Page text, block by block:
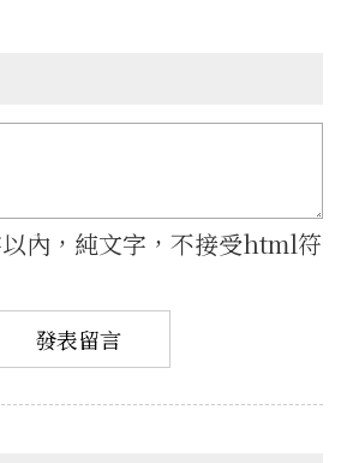
內，純文字，不接受html符